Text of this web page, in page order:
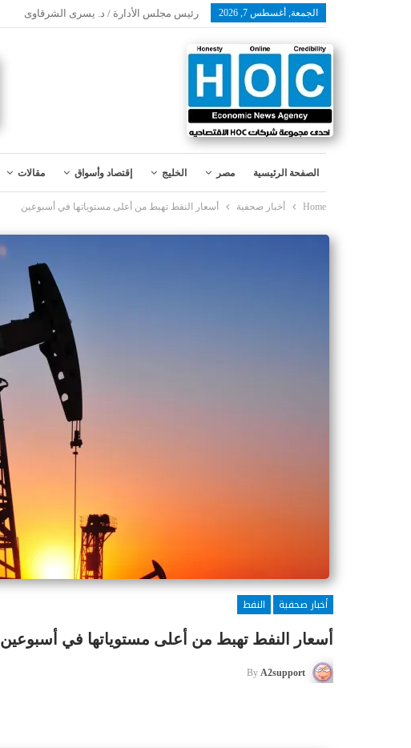
الجمعة, أغسطس 7, 2026 رئيس مجلس الأدارة / د. يسرى الشرقاوى
الصفحة الرئيسية مصر الخليج إقتصاد وأسواق مقالات
Home أخبار صحفية أسعار النفط تهبط من أعلى مستوياتها في أسبوعين
أخبار صحفية
النفط
أسعار النفط تهبط من أعلى مستوياتها في أسبوعين
By A2support